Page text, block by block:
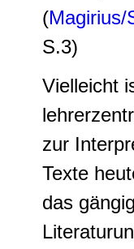
(Magirius/
S.3)
Vielleicht
zur
Texte
das